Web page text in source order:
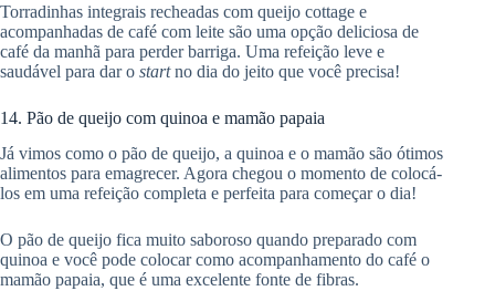
Torradinhas integrais recheadas com queijo cottage e
acompanhadas de café com leite são uma opção deliciosa de
café da manhã para perder barriga. Uma refeição leve e
saudável para dar o startno dia do jeito que você precisa!
14. Pão de queijo com quinoa e mamão papaia
Já vimos como o pão de queijo, a quinoa e o mamão são ótimos
alimentos para emagrecer. Agora chegou o momento de colocá-
los em uma refeição completa e perfeita para começar o dia!
O pão de queijo fica muito saboroso quando preparado com
quinoa e você pode colocar como acompanhamento do café o
mamão papaia, que é uma excelente fonte de fibras.